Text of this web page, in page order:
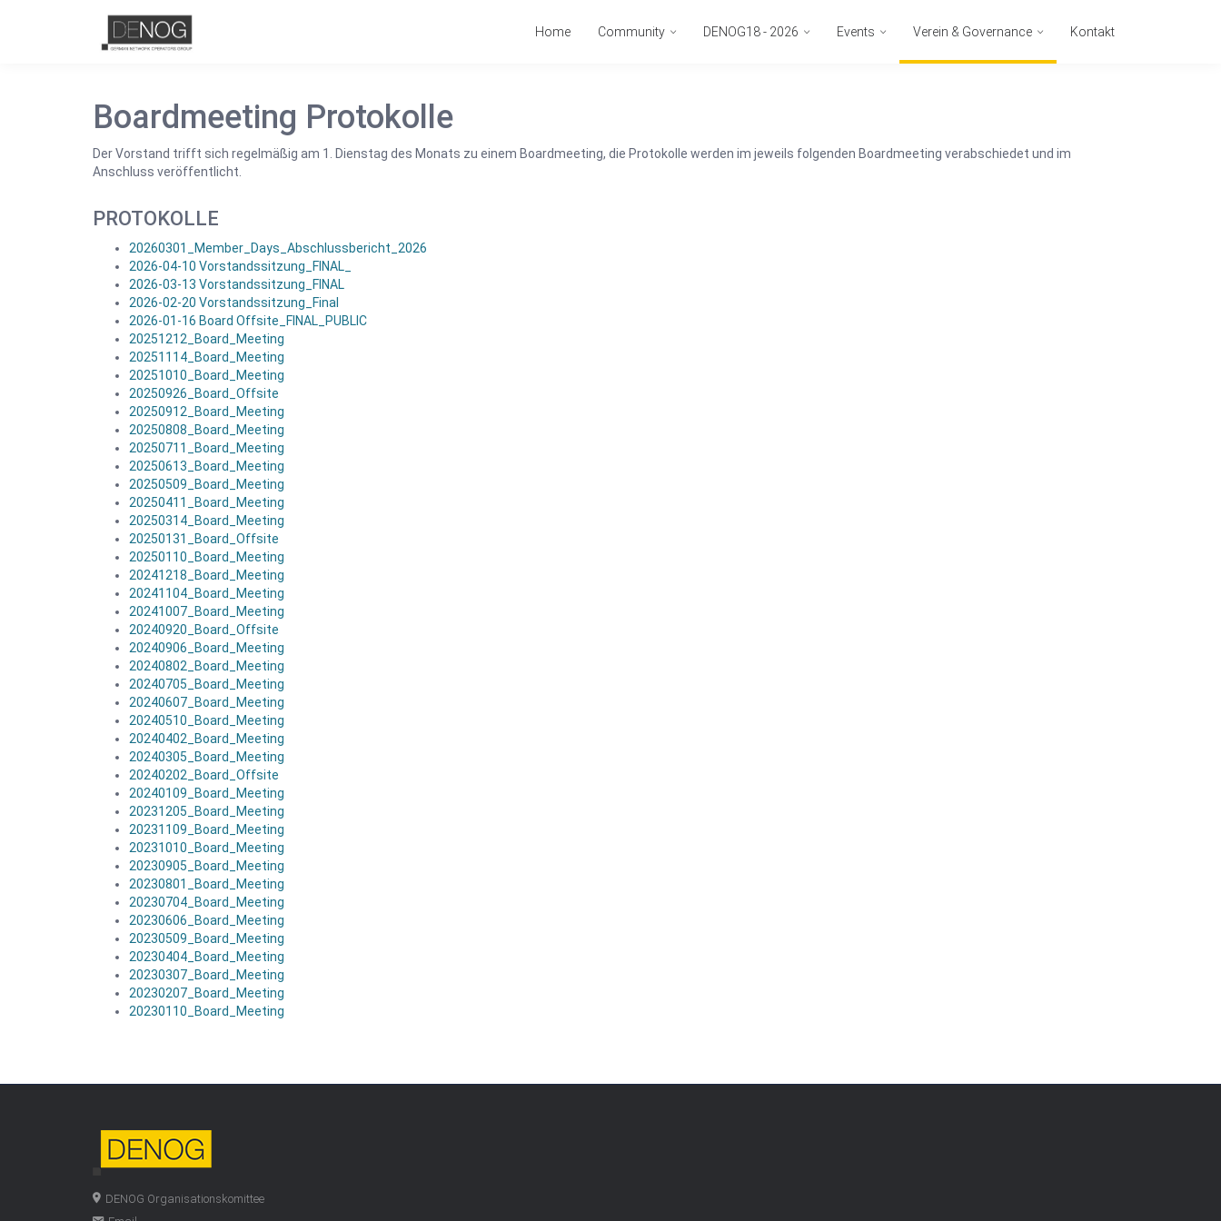
Home Community DENOG18 - 2026 Events Verein & Governance Kontakt
Boardmeeting Protokolle
Der Vorstand trifft sich regelmäßig am 1. Dienstag des Monats zu einem Boardmeeting, die Protokolle werden im jeweils folgenden Boardmeeting verabschiedet und im
Anschluss veröffentlicht.
PROTOKOLLE
20260301_Member_Days_Abschlussbericht_2026
2026-04-10 Vorstandssitzung_FINAL_
2026-03-13 Vorstandssitzung_FINAL
2026-02-20 Vorstandssitzung_Final
2026-01-16 Board Offsite_FINAL_PUBLIC
20251212_Board_Meeting
20251114_Board_Meeting
20251010_Board_Meeting
20250926_Board_Offsite
20250912_Board_Meeting
20250808_Board_Meeting
20250711_Board_Meeting
20250613_Board_Meeting
20250509_Board_Meeting
20250411_Board_Meeting
20250314_Board_Meeting
20250131_Board_Offsite
20250110_Board_Meeting
20241218_Board_Meeting
20241104_Board_Meeting
20241007_Board_Meeting
20240920_Board_Offsite
20240906_Board_Meeting
20240802_Board_Meeting
20240705_Board_Meeting
20240607_Board_Meeting
20240510_Board_Meeting
20240402_Board_Meeting
20240305_Board_Meeting
20240202_Board_Offsite
20240109_Board_Meeting
20231205_Board_Meeting
20231109_Board_Meeting
20231010_Board_Meeting
20230905_Board_Meeting
20230801_Board_Meeting
20230704_Board_Meeting
20230606_Board_Meeting
20230509_Board_Meeting
20230404_Board_Meeting
20230307_Board_Meeting
20230207_Board_Meeting
20230110_Board_Meeting
DENOG Organisationskomittee